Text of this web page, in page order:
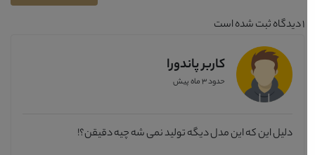
دیدگاه ثبت شده است
کاربر پاندورا
حدود 3 ماه پیش
دلیل این که این مدل دیگه تولید نمی شه چیه دقیقن؟!